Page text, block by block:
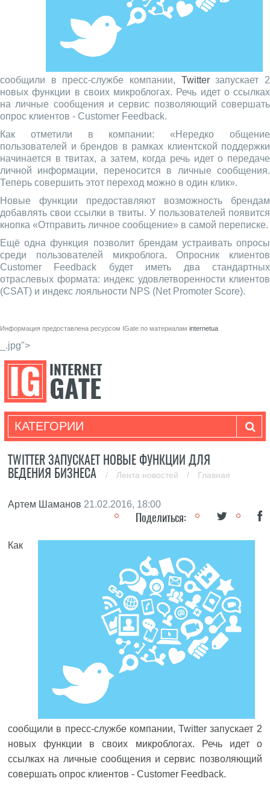
сообщили в пресс-службе компании, Twitterзапускает 2
новых функции в своих микроблогах. Речь идет о ссылках
на личные сообщения и сервис позволяющий совершать
опрос клиентов - Customer Feedback.
Как отметили в компании: «Нередко общение
пользователей и брендов в рамках клиентской поддержки
начинается в твитах, а затем, когда речь идет о передаче
личной информации, переносится в личные сообщения.
Теперь совершить этот переход можно в один клик».
Новые функции предоставляют возможность брендам
добавлять свои ссылки в твиты. У пользователей появится
кнопка «Отправить личное сообщение» в самой переписке.
Ещё одна функция позволит брендам устраивать опросы
среди пользователей микроблога. Опросник клиентов
Customer Feedback будет иметь два стандартных
отраслевых формата: индекс удовлетворенности клиентов
(CSAT) и индекс лояльности NPS (Net Promoter Score).
Информация предоставлена ресурсом IGate по материалам internetua
_.jpg">
КАТЕГОРИИ
TWITTER ЗАПУСКАЕТ НОВЫЕ ФУНКЦИИ ДЛЯ
ВЕДЕНИЯ БИЗНЕСА
/ Лента новостей / Главная
Артем Шаманов 21.02.2016, 18:00
Поделиться:
Как
сообщили в пресс-службе компании,Twitterзапускает 2
новых функции в своих микроблогах. Речь идет о
ссылках на личные сообщения и сервис позволяющий
совершать опрос клиентов - Customer Feedback.